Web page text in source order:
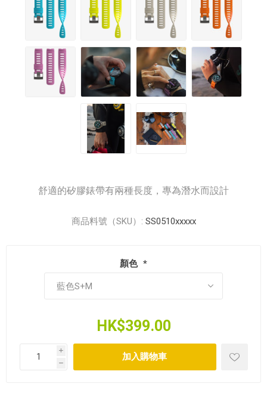
舒適的矽膠錶帶有兩種長度，專為潛水而設計
商品料號（SKU）: SS0510xxxxx
顏色 *
HK$399.00
i
h